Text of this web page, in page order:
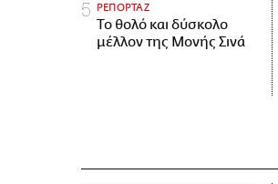
ΡΕΠΟΡΤΑΖ
Το θολό και δύσκολο
μέλλον της Μονής Σινά